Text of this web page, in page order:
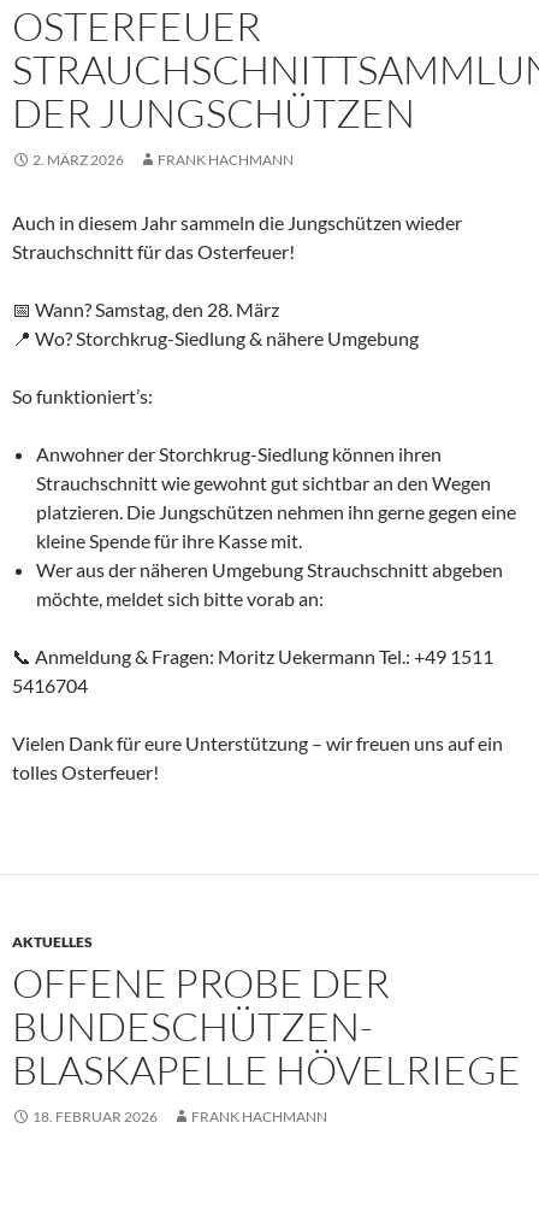
OSTERFEUER
DER JUNGSCHÜTZEN
2. MÄRZ 2026 FRANK HACHMANN
Auch in diesem Jahr sammeln die Jungschützen wieder
Strauchschnitt für das Osterfeuer!
📅 Wann? Samstag, den 28. März
📍 Wo? Storchkrug-Siedlung & nähere Umgebung
So funktioniert’s:
Anwohner der Storchkrug-Siedlung können ihren
Strauchschnitt wie gewohnt gut sichtbar an den Wegen
platzieren. Die Jungschützen nehmen ihn gerne gegen eine
kleine Spende für ihre Kasse mit.
Wer aus der näheren Umgebung Strauchschnitt abgeben
möchte, meldet sich bitte vorab an:
📞 Anmeldung & Fragen: Moritz Uekermann Tel.: +49 1511
5416704
Vielen Dank für eure Unterstützung – wir freuen uns auf ein
tolles Osterfeuer!
AKTUELLES
OFFENE PROBE DER
BUNDESCHÜTZEN-
BLASKAPELLE HÖVELRIEGE
18. FEBRUAR 2026 FRANK HACHMANN